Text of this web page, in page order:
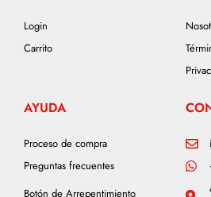
Login
Carrito
AYUDA
Proceso de compra
Preguntas frecuentes
Botón de Arrepentimiento